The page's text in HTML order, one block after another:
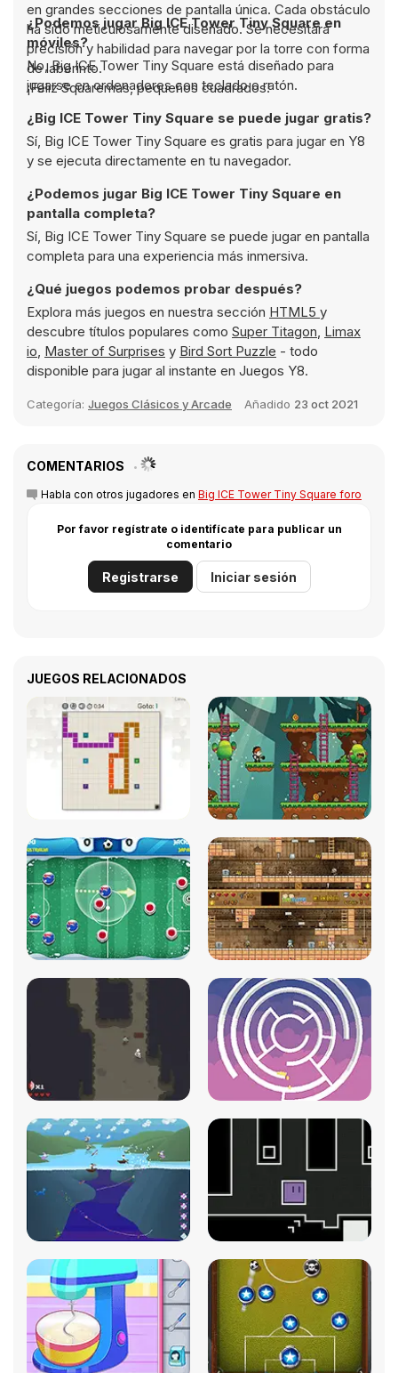
en grandes secciones de pantalla única. Cada obstáculo
ha sido meticulosamente diseñado. Se necesitará
precisión y habilidad para navegar por la torre con forma
de laberinto.
¡Feliz Squaremas, pequeños cuadrados!
¿Podemos jugar Big ICE Tower Tiny Square en
móviles?
No, Big ICE Tower Tiny Square está diseñado para
jugarse en ordenadores con teclado o ratón.
¿Big ICE Tower Tiny Square se puede jugar gratis?
Sí, Big ICE Tower Tiny Square es gratis para jugar en Y8
y se ejecuta directamente en tu navegador.
¿Podemos jugar Big ICE Tower Tiny Square en
pantalla completa?
Sí, Big ICE Tower Tiny Square se puede jugar en pantalla
completa para una experiencia más inmersiva.
¿Qué juegos podemos probar después?
Explora más juegos en nuestra sección HTML5 y
descubre títulos populares como Super Titagon, Limax
io, Master of Surprises y Bird Sort Puzzle - todo
disponible para jugar al instante en Juegos Y8.
Categoría: Juegos Clásicos y Arcade Añadido 23 oct 2021
COMENTARIOS
Habla con otros jugadores en Big ICE Tower Tiny Square foro
Por favor regístrate o identifícate para publicar un
comentario
Registrarse Iniciar sesión
JUEGOS RELACIONADOS